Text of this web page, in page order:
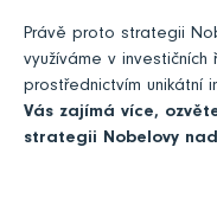
Právě proto strategii
využíváme v
prostřednictvím unikátní
Vás zajímá více,
strategii Nobelovy